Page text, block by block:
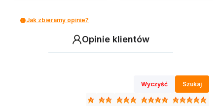
Jak zbieramy opinie?
Opinie klientów
Wyczyść Szukaj